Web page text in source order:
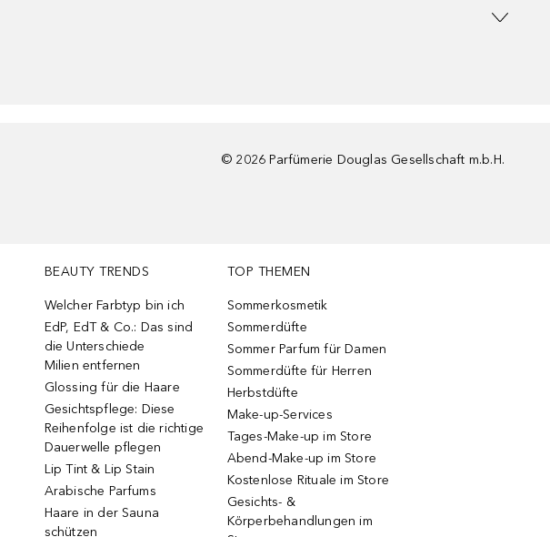
© 2026 Parfümerie Douglas Gesellschaft m.b.H.
BEAUTY TRENDS
Welcher Farbtyp bin ich
EdP, EdT & Co.: Das sind
die Unterschiede
Milien entfernen
Glossing für die Haare
Gesichtspflege: Diese
Reihenfolge ist die richtige
Dauerwelle pflegen
Lip Tint & Lip Stain
Arabische Parfums
Haare in der Sauna
schützen
TOP THEMEN
Sommerkosmetik
Sommerdüfte
Sommer Parfum für Damen
Sommerdüfte für Herren
Herbstdüfte
Make-up-Services
Tages-Make-up im Store
Abend-Make-up im Store
Kostenlose Rituale im Store
Gesichts- &
Körperbehandlungen im